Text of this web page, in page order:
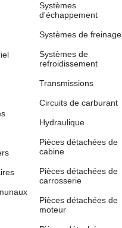
Systèmes
d'échappement
Systèmes de freinage
Systèmes de
refroidissement
Transmissions
Circuits de carburant
Hydraulique
Pièces détachées de
cabine
Pièces détachées de
carrosserie
Pièces détachées de
moteur